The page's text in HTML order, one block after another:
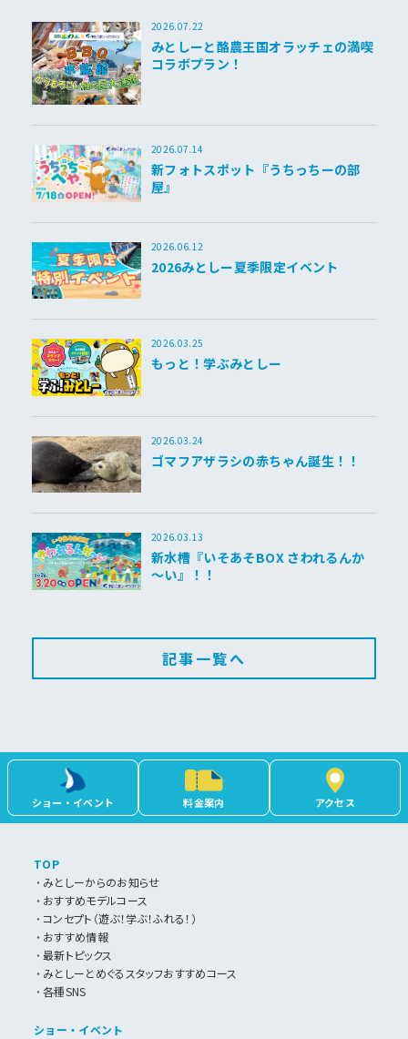
2026.07.22
みとしーと酪農王国オラッチェの満喫
コラボプラン！
2026.07.14
新フォトスポット『うちっちーの部
屋』
2026.06.12
2026みとしー夏季限定イベント
2026.03.25
もっと！学ぶみとしー
2026.03.24
ゴマフアザラシの赤ちゃん誕生！！
2026.03.13
新水槽『いそあそBOX さわれるんか
～い』！！
記事一覧へ
ショー・イベント 料金案内 アクセス
TOP
みとしーからのお知らせ
おすすめモデルコース
コンセプト（遊ぶ！学ぶ！ふれる！）
おすすめ情報
最新トピックス
みとしーとめぐるスタッフおすすめコース
各種SNS
ショー・イベント